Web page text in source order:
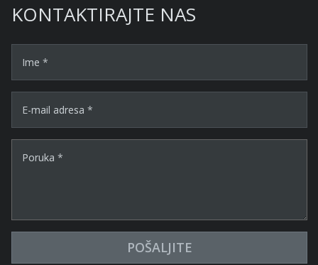
KONTAKTIRAJTE NAS
Ime *
E-mail adresa *
Poruka *
POŠALJITE